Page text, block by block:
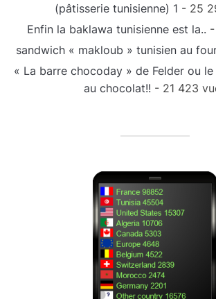
(pâtisserie tunisienne) 1 - 25
Enfin la baklawa tunisienne est la..
sandwich « makloub » tunisien au
« La barre chocoday » de Felder ou
au chocolat!! - 21 423